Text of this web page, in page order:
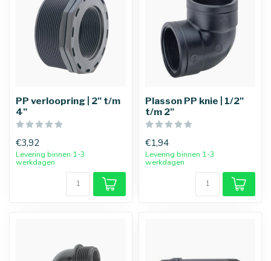
PP verloopring | 2" t/m
4"
€3,92
Levering binnen 1-3
werkdagen
Plasson PP knie | 1/2"
t/m 2"
€1,94
Levering binnen 1-3
werkdagen